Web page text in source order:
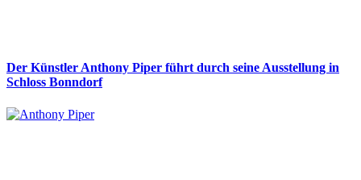
Der Künstler Anthony Piper führt durch seine Ausstellung in
Schloss Bonndorf